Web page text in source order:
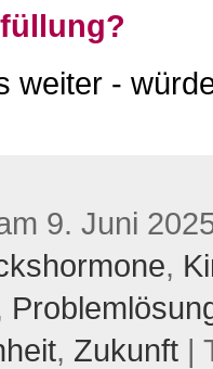
weiter -
9. Juni
,
, Zukunft|